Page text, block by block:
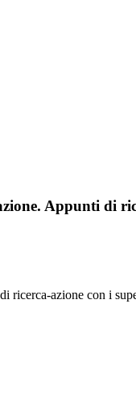
Appunti di
ricerca-azione con